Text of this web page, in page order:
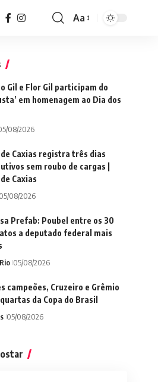
Font
Aa
Gil e Flor Gil participam do
em homenagem ao Dia dos
08/2026
Caxias registra três dias
sem roubo de cargas |
Caxias
08/2026
Prefab: Poubel entre os 30
a deputado federal mais
05/08/2026
campeões, Cruzeiro e Grêmio
da Copa do Brasil
05/08/2026